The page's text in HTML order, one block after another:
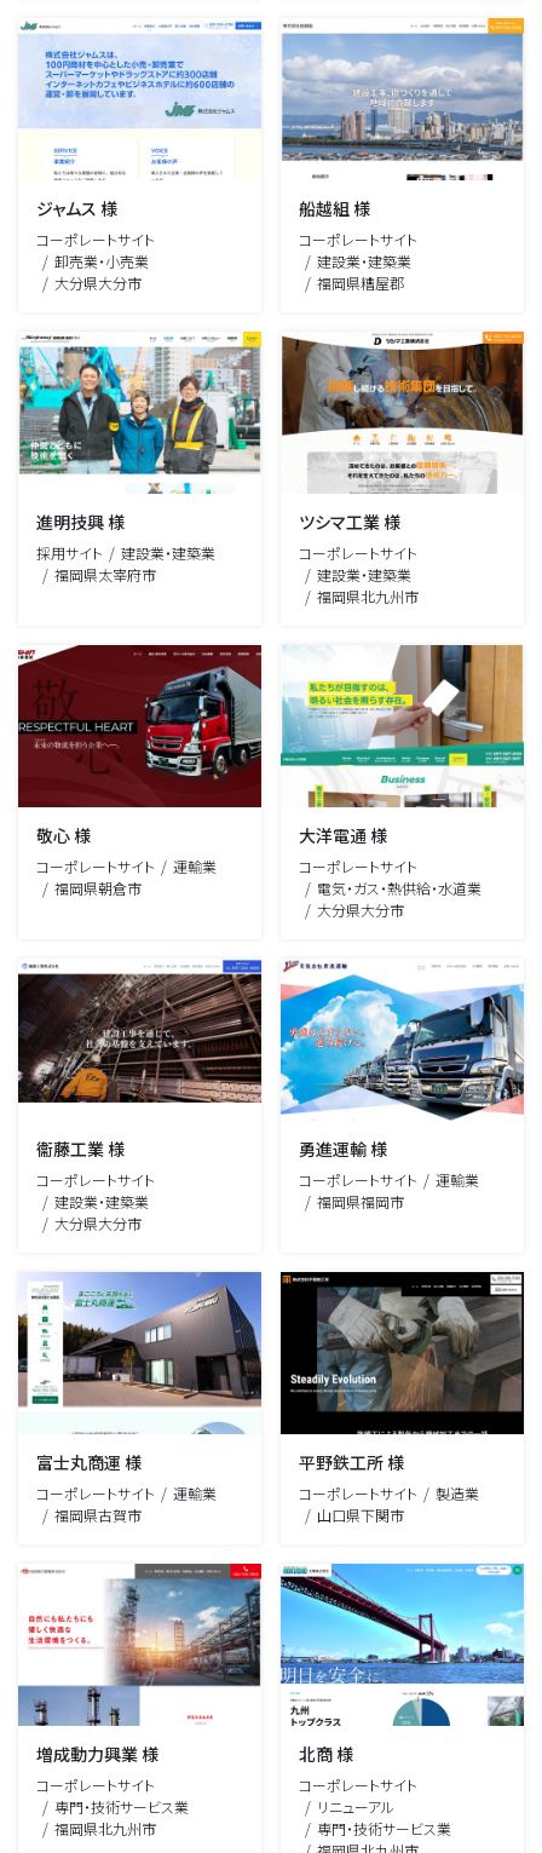
ジャムス 様
コーポレートサイト
卸売業・小売業
大分県大分市
船越組 様
コーポレートサイト
建設業・建築業
福岡県糟屋郡
進明技興 様
採用サイト
建設業・建築業
福岡県太宰府市
ツシマ工業 様
コーポレートサイト
建設業・建築業
福岡県北九州市
敬心 様
コーポレートサイト
運輸業
福岡県朝倉市
大洋電通 様
コーポレートサイト
電気・ガス・熱供給・水道業
大分県大分市
衞藤工業 様
コーポレートサイト
建設業・建築業
大分県大分市
勇進運輸 様
コーポレートサイト
運輸業
福岡県福岡市
富士丸商運 様
コーポレートサイト
運輸業
福岡県古賀市
平野鉄工所 様
コーポレートサイト
製造業
山口県下関市
増成動力興業 様
コーポレートサイト
専門・技術サービス業
福岡県北九州市
北商 様
コーポレートサイト
リニューアル
専門・技術サービス業